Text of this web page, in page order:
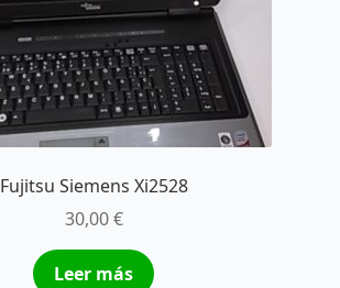
Fujitsu Siemens Xi2528
30,00€
Leer más